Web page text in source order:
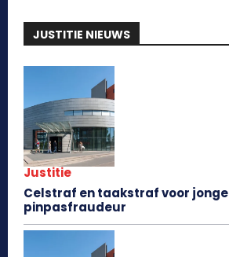
JUSTITIE NIEUWS
Justitie
Celstraf en taakstraf voor jonge
pinpasfraudeur